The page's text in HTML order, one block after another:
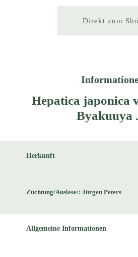
Direkt zum
Hepatica japonica
Byakuuya
Herkunft
Züchtung/Auslese/: Jürgen Peters
Allgemeine Informationen